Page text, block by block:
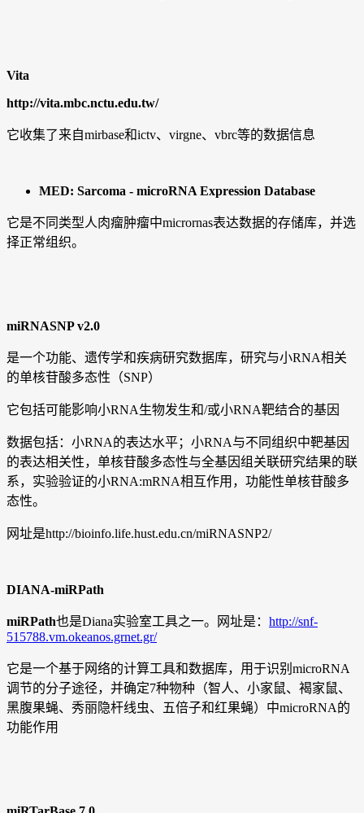
Vita
http://vita.mbc.nctu.edu.tw/
它收集了来自mirbase和ictv、virgne、vbrc等的数据信息
MED: Sarcoma - microRNA Expression Database
它是不同类型人肉瘤肿瘤中micrornas表达数据的存储库，并选
择正常组织。
miRNASNP v2.0
是一个功能、遗传学和疾病研究数据库，研究与小RNA相关
的单核苷酸多态性（SNP）
它包括可能影响小RNA生物发生和/或小RNA靶结合的基因
数据包括：小RNA的表达水平；小RNA与不同组织中靶基因
的表达相关性，单核苷酸多态性与全基因组关联研究结果的联
系，实验验证的小RNA:mRNA相互作用，功能性单核苷酸多
态性。
网址是http://bioinfo.life.hust.edu.cn/miRNASNP2/
DIANA-miRPath
miRPath也是Diana实验室工具之一。网址是： http://snf-
515788.vm.okeanos.grnet.gr/
它是一个基于网络的计算工具和数据库，用于识别microRNA
调节的分子途径，并确定7种物种（智人、小家鼠、褐家鼠、
黑腹果蝇、秀丽隐杆线虫、五倍子和红果蝇）中microRNA的
功能作用